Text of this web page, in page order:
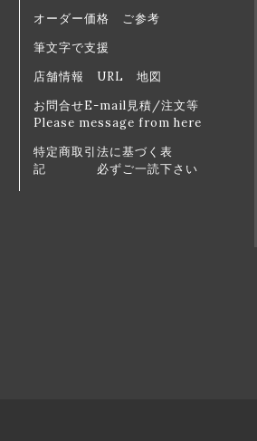
オーダー価格 ご参考
筆文字で支援
店舗情報 URL 地図
お問合せE-mail見積/注文等
Please message from here
特定商取引法に基づく表
記 必ずご一読下さい